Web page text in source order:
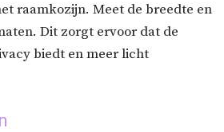
raamkozijn. Meet de breedte en
Dit zorgt ervoor dat de
biedt en meer licht